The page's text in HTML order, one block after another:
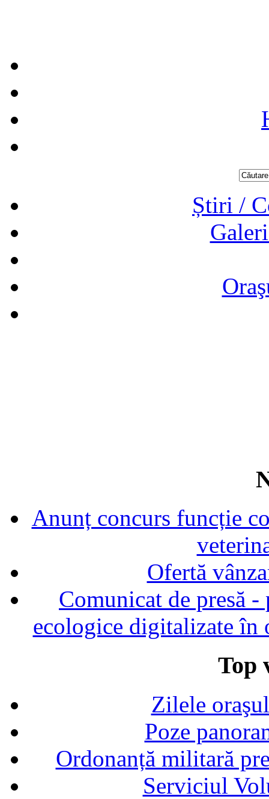
Știri /
Anunț concurs funcție
Ofertă
Comunicat de presă
ecologice digitalizate în
Top
Zilele
Poze
Ordonanță militară
Serviciul